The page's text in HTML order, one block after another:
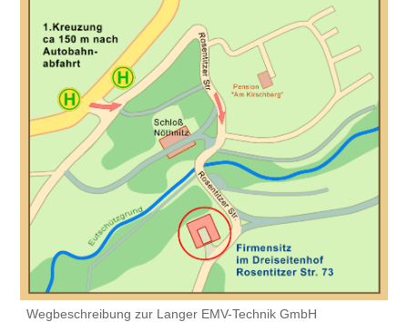
Wegbeschreibung zur Langer EMV-Technik GmbH